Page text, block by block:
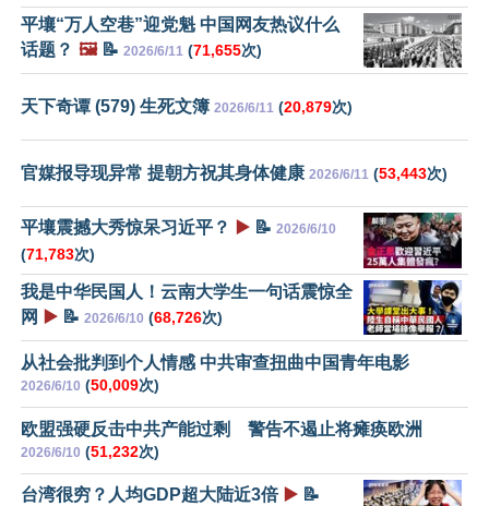
平壤“万人空巷”迎党魁 中国网友热议什么
话题？ 🖼️📝 2026/6/11 (71,655次)
天下奇谭 (579) 生死文簿 2026/6/11 (20,879次)
官媒报导现异常 提朝方祝其身体健康 2026/6/11 (53,443次)
平壤震撼大秀惊呆习近平？ ▶️ 📝 2026/6/10
(71,783次)
我是中华民国人！云南大学生一句话震惊全
网
▶️ 📝 2026/6/10 (68,726次)
从社会批判到个人情感 中共审查扭曲中国青年电影
2026/6/10 (50,009次)
欧盟强硬反击中共产能过剩 警告不遏止将瘫痪欧洲
2026/6/10 (51,232次)
台湾很穷？人均GDP超大陆近3倍 ▶️ 📝